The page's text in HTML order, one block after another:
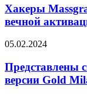
создали
инструмент
для
активации
и
Office
Хакеры
вечной
Представлены
часы
Huawei
Watch
05.02.2024
Представлены
версии Gold